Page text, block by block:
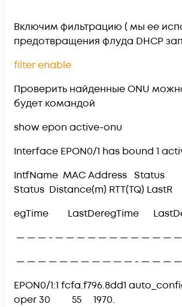
Включим фильтрацию ( мы ее
предотвращения флуда DHCP
filter enable
Проверить найденные ONU
будет командой
show epon active-onu
Interface EPON0/1 has bound 1
IntfName MAC Address Status
Status Distance(m) RTT(TQ) LastR
egTime LastDeregTime
— — — - — — — — — — — — — — —
— — — — — — — — — — — - — — —
EPON0/1:1 fcfa.f796.8dd1
oper 30 55 1970.